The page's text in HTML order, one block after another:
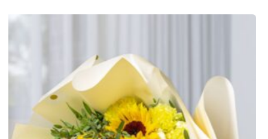
reclamación esta debe hacerse el mismo día de
producto que solicitaste inicialmente y deberás
regresar el producto defectuoso.